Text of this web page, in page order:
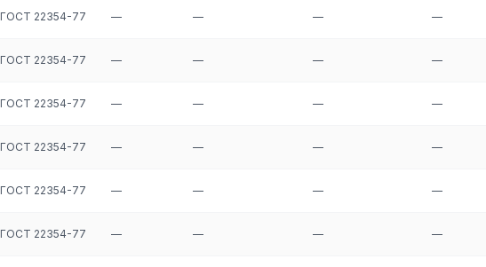
ГОСТ 22354-77 — — — —
ГОСТ 22354-77 — — — —
ГОСТ 22354-77 — — — —
ГОСТ 22354-77 — — — —
ГОСТ 22354-77 — — — —
ГОСТ 22354-77 — — — —